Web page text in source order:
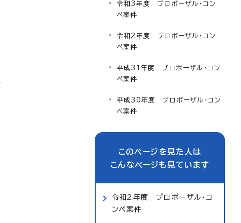
令和3年度 プロポーザル・コン
ペ案件
令和2年度 プロポーザル・コン
ペ案件
平成31年度 プロポーザル・コン
ペ案件
平成30年度 プロポーザル・コン
ペ案件
このページを見た人は
こんなページも見ています
令和2年度 プロポーザル・コ
ンペ案件